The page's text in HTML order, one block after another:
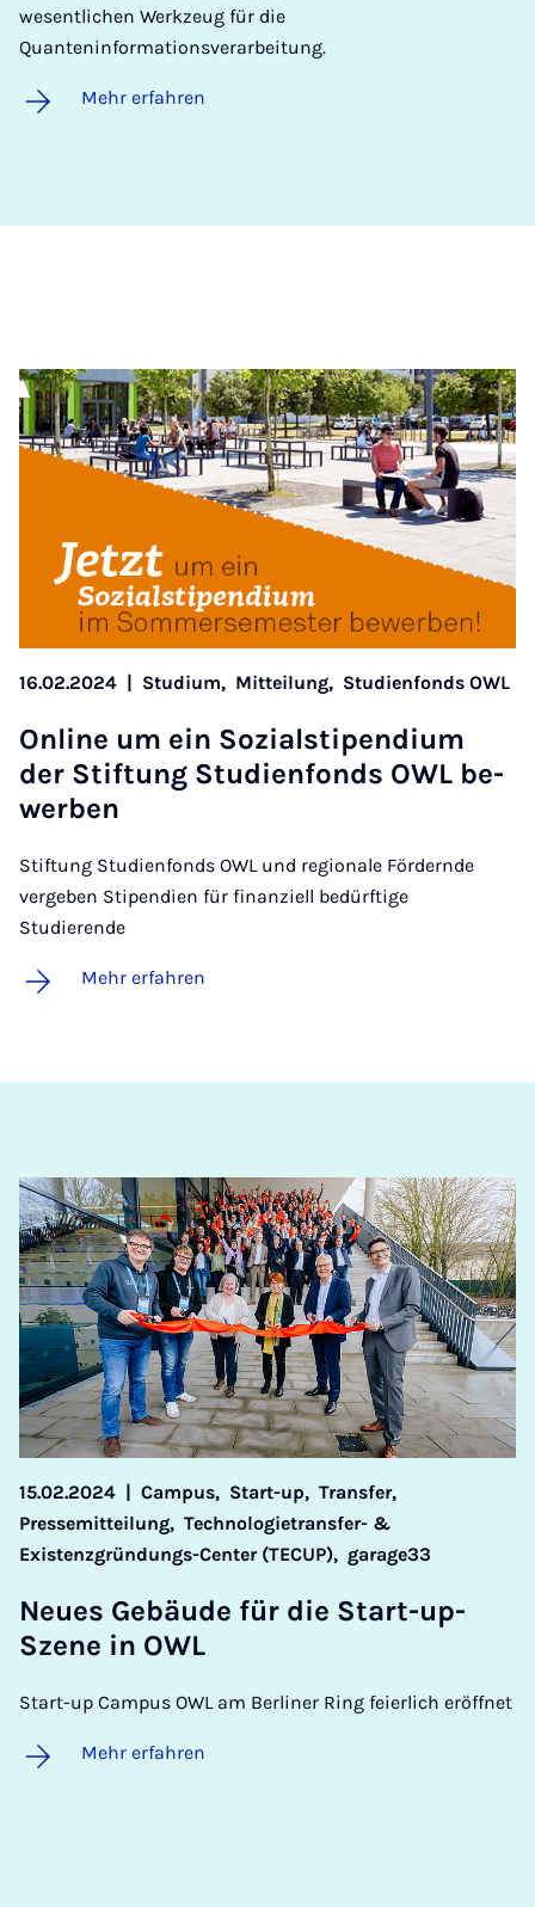
wesentlichen Werkzeug für die
Quanteninformationsverarbeitung.
Mehr erfahren
16.02.2024 Studium, Mitteilung, Studienfonds OWL
On­line um ein So­zi­als­ti­pen­di­um
der Stif­tung Stu­di­en­fonds OWL be­
wer­ben
Stiftung Studienfonds OWL und regionale Fördernde
vergeben Stipendien für finanziell bedürftige
Studierende
Mehr erfahren
15.02.2024 | Campus, Start-up, Transfer,
Pressemitteilung, Technologietransfer- &
Existenzgründungs-Center (TECUP), garage33
Neu­es Ge­bäu­de für die Start-up-
Sze­ne in OWL
Start-up Campus OWL am Berliner Ring feierlich eröffnet
Mehr erfahren